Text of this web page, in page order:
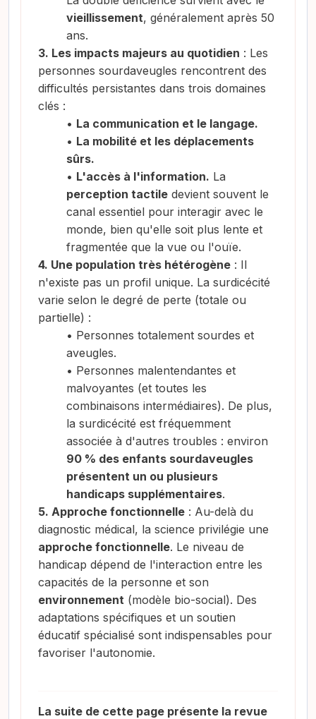
vieillissement, généralement après 50
ans.
3. Les impacts majeurs au quotidien : Les
personnes sourdaveugles rencontrent des
difficultés persistantes dans trois domaines
clés :
• La communication et le langage.
• La mobilité et les déplacements
sûrs.
• L'accès à l'information. La
perception tactile devient souvent le
canal essentiel pour interagir avec le
monde, bien qu'elle soit plus lente et
fragmentée que la vue ou l'ouïe.
4. Une population très hétérogène : Il
n'existe pas un profil unique. La surdicécité
varie selon le degré de perte (totale ou
partielle) :
• Personnes totalement sourdes et
aveugles.
• Personnes malentendantes et
malvoyantes (et toutes les
combinaisons intermédiaires). De plus,
la surdicécité est fréquemment
associée à d'autres troubles : environ
90 % des enfants sourdaveugles
présentent un ou plusieurs
handicaps supplémentaires.
5. Approche fonctionnelle : Au-delà du
diagnostic médical, la science privilégie une
approche fonctionnelle. Le niveau de
handicap dépend de l'interaction entre les
capacités de la personne et son
environnement (modèle bio-social). Des
adaptations spécifiques et un soutien
éducatif spécialisé sont indispensables pour
favoriser l'autonomie.
La suite de cette page présente la revue